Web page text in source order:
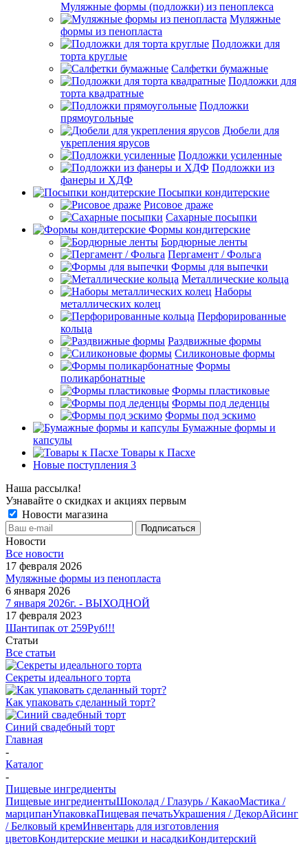
Муляжные формы (подложки) из пеноплекса
Муляжные
формы из пенопласта
Подложки для
торта круглые
Салфетки бумажные
Подложки для
торта квадратные
Подложки
прямоугольные
Дюбели для
укрепления ярусов
Подложки усиленные
Подложки из
фанеры и ХДФ
Посыпки кондитерские
Рисовое драже
Сахарные посыпки
Формы кондитерские
Бордюрные ленты
Пергамент / Фольга
Формы для выпечки
Металлические кольца
Наборы
металлических колец
Перфорированные
кольца
Раздвижные формы
Силиконовые формы
Формы
поликарбонатные
Формы пластиковые
Формы под леденцы
Формы под эскимо
Бумажные формы и
капсулы
Товары к Пасхе
Новые поступления 3
Наша рассылка!
Узнавайте о скидках и акциях первым
Новости магазина
Новости
Все новости
17 февраля 2026
Муляжные формы из пенопласта
6 января 2026
7 января 2026г. - ВЫХОДНОЙ
17 февраля 2023
Шантипак от 259Руб!!!
Статьи
Все статьи
Секреты идеального торта
Как упаковать сделанный торт?
Синий свадебный торт
Главная
-
Каталог
-
Пищевые ингредиенты
Пищевые ингредиентыШоколад / Глазурь / КакаоМастика /
марципанУпаковкаПищевая печатьУкрашения / ДекорАйсинг
/ Белковый кремИнвентарь для изготовления
цветовКондитерские мешки и насадкиКондитерский